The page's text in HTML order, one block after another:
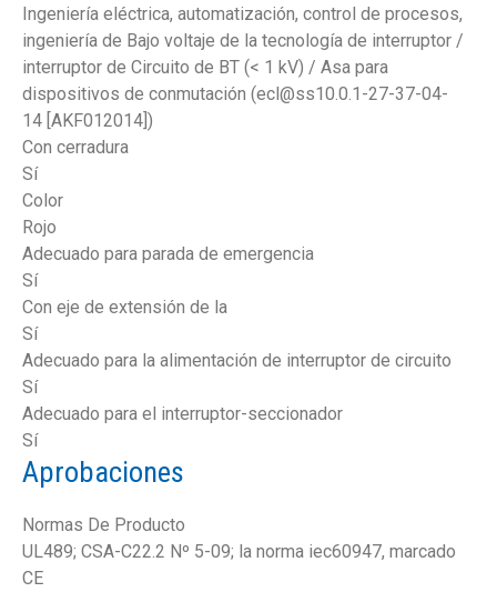
Ingeniería eléctrica, automatización, control de procesos,
ingeniería de Bajo voltaje de la tecnología de interruptor /
interruptor de Circuito de BT (< 1 kV) / Asa para
dispositivos de conmutación (ecl@ss10.0.1-27-37-04-
14 [AKF012014])
Con cerradura
Sí
Color
Rojo
Adecuado para parada de emergencia
Sí
Con eje de extensión de la
Sí
Adecuado para la alimentación de interruptor de circuito
Sí
Adecuado para el interruptor-seccionador
Sí
Aprobaciones
Normas De Producto
UL489; CSA-C22.2 Nº 5-09; la norma iec60947, marcado
CE